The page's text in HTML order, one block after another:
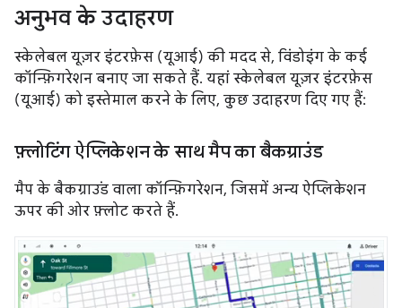
अनुभव के उदाहरण
स्केलेबल यूज़र इंटरफ़ेस (यूआई) की मदद से, विंडोइंग के कई
कॉन्फ़िगरेशन बनाए जा सकते हैं. यहां स्केलेबल यूज़र इंटरफ़ेस
(यूआई) को इस्तेमाल करने के लिए, कुछ उदाहरण दिए गए हैं:
फ़्लोटिंग ऐप्लिकेशन के साथ मैप का बैकग्राउंड
मैप के बैकग्राउंड वाला कॉन्फ़िगरेशन, जिसमें अन्य ऐप्लिकेशन
ऊपर की ओर फ़्लोट करते हैं.